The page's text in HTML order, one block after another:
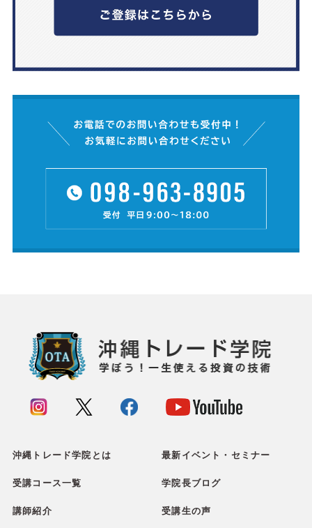
沖縄トレード学院とは 最新イベント・セミナー
受講コース一覧 学院長ブログ
講師紹介 受講生の声